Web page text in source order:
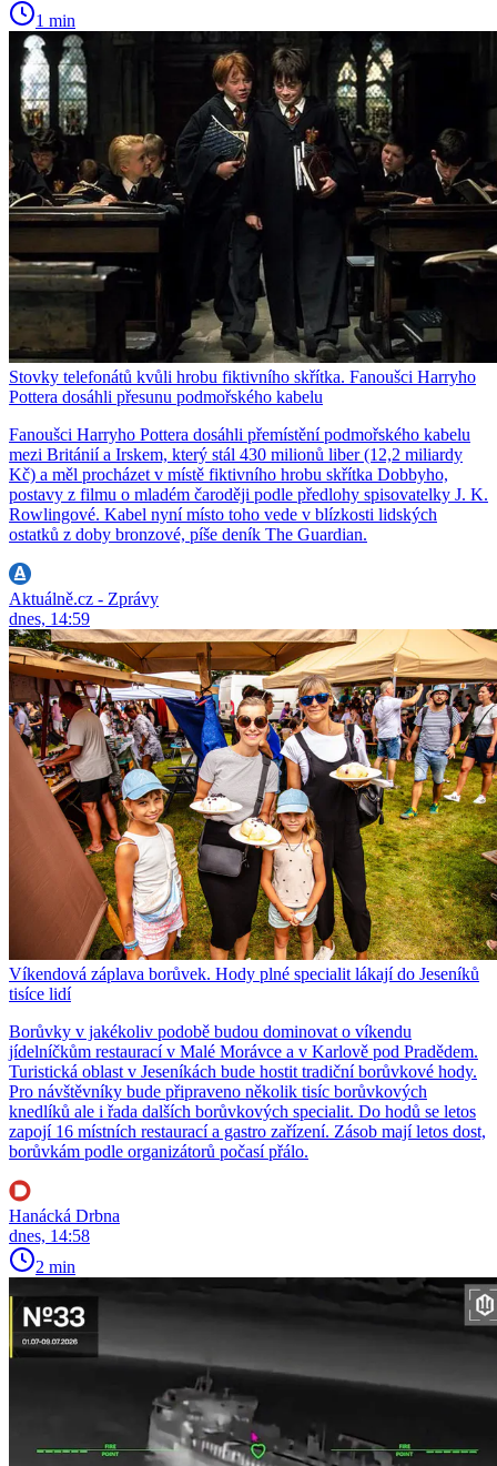
1 min
Stovky telefonátů kvůli hrobu fiktivního skřítka. Fanoušci Harryho
Pottera dosáhli přesunu podmořského kabelu
Fanoušci Harryho Pottera dosáhli přemístění podmořského kabelu
mezi Británií a Irskem, který stál 430 milionů liber (12,2 miliardy
Kč) a měl procházet v místě fiktivního hrobu skřítka Dobbyho,
postavy z filmu o mladém čaroději podle předlohy spisovatelky J. K.
Rowlingové. Kabel nyní místo toho vede v blízkosti lidských
ostatků z doby bronzové, píše deník The Guardian.
Aktuálně.cz - Zprávy
dnes, 14:59
Víkendová záplava borůvek. Hody plné specialit lákají do Jeseníků
tisíce lidí
Borůvky v jakékoliv podobě budou dominovat o víkendu
jídelníčkům restaurací v Malé Morávce a v Karlově pod Pradědem.
Turistická oblast v Jeseníkách bude hostit tradiční borůvkové hody.
Pro návštěvníky bude připraveno několik tisíc borůvkových
knedlíků ale i řada dalších borůvkových specialit. Do hodů se letos
zapojí 16 místních restaurací a gastro zařízení. Zásob mají letos dost,
borůvkám podle organizátorů počasí přálo.
Hanácká Drbna
dnes, 14:58
2 min